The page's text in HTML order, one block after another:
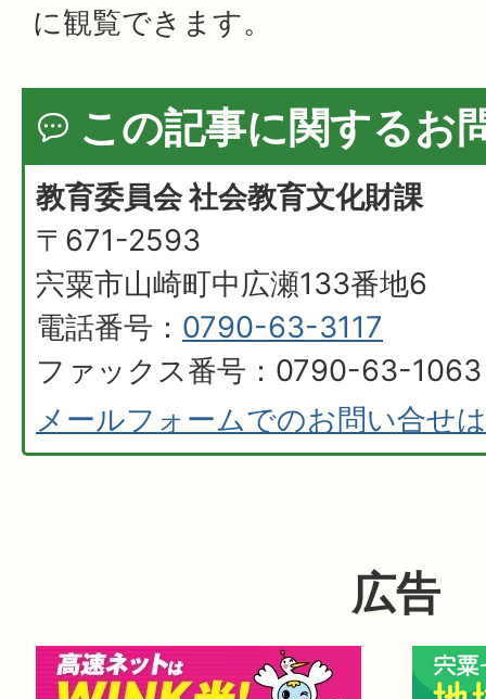
に観覧できます。
この記事に関するお
教育委員会 社会教育文化財課
〒671-2593
宍粟市山崎町中広瀬133番地6
電話番号： 0790-63-3117
ファックス番号：0790-63-1063
メールフォームでのお問い合せ
広告